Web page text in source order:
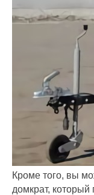
Кроме того, вы
домкрат, который